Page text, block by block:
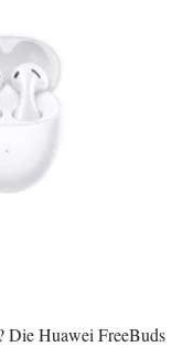
Die Huawei FreeBuds